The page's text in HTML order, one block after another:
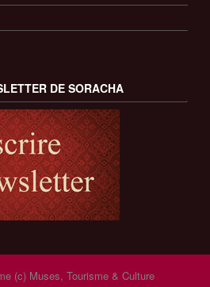
DE SORACHA
(c) Muses, Tourisme & Culture